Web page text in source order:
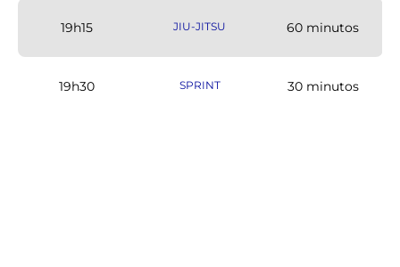
19h15 JIU-JITSU 60 minutos
19h30 SPRINT 30 minutos